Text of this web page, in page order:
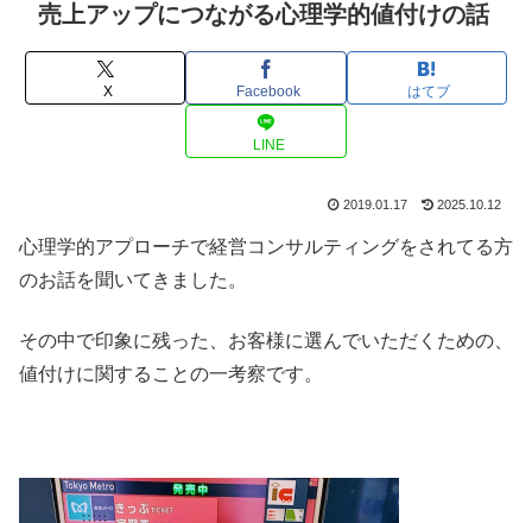
売上アップにつながる心理学的値付けの話
X Facebook はてブ
LINE
2019.01.17 2025.10.12
心理学的アプローチで経営コンサルティングをされてる方
のお話を聞いてきました。
その中で印象に残った、お客様に選んでいただくための、
値付けに関することの一考察です。